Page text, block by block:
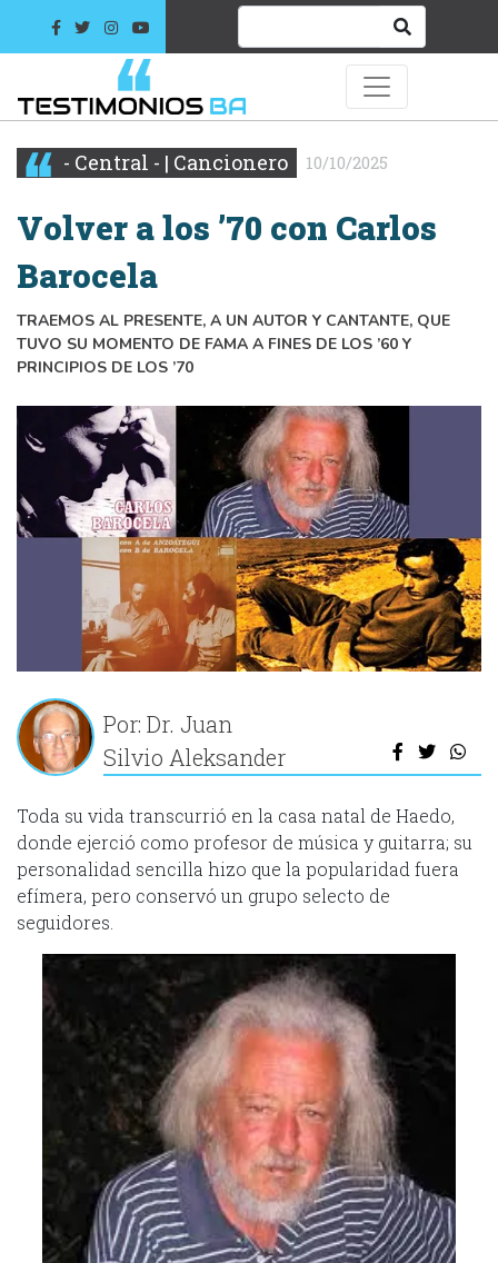
- Central - | Cancionero 10/10/2025
Volver a los ’70 con Carlos
Barocela
TRAEMOS AL PRESENTE, A UN AUTOR Y CANTANTE, QUE
TUVO SU MOMENTO DE FAMA A FINES DE LOS ’60 Y
PRINCIPIOS DE LOS ’70
Por: Dr. Juan
Silvio Aleksander
Toda su vida transcurrió en la casa natal de Haedo,
donde ejerció como profesor de música y guitarra; su
personalidad sencilla hizo que la popularidad fuera
efímera, pero conservó un grupo selecto de
seguidores.